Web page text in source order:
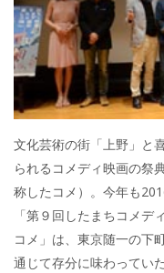
文化芸術の街「上野」と
られるコメディ映画の祭
称したコメ）。今年も
「第９回したまちコメデ
コメ」は、東京随一の下
通じて存分に味わってい